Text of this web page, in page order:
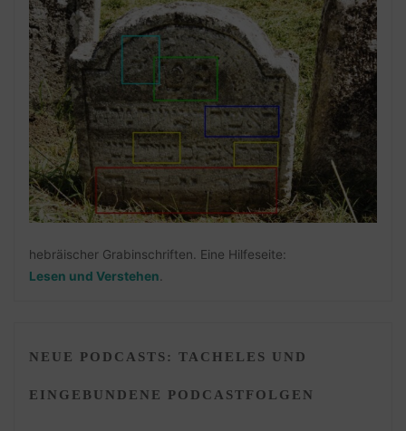
hebräischer Grabinschriften. Eine Hilfeseite:
Lesen und Verstehen
NEUE PODCASTS: TACHELES UND
EINGEBUNDENE PODCASTFOLGEN